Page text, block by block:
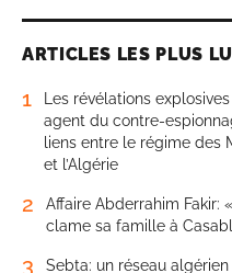
ARTICLES LES PLUS
1
Les révélations
agent du contre-
liens entre le régime des
et l’Algérie
2
Affaire Abderrahim Fakir:
clame sa famille à
3
Sebta: un réseau